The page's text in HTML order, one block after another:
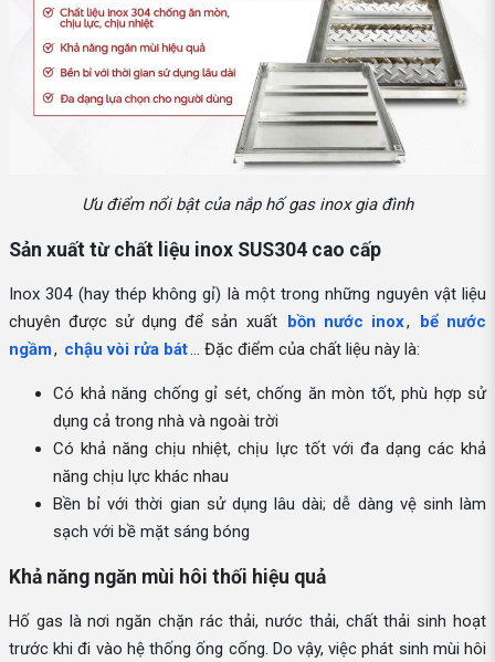
Ưu điểm nổi bật của nắp hố gas inox gia đình
Sản xuất từ chất liệu inox SUS304 cao cấp
Inox 304 (hay thép không gỉ) là một trong những nguyên vật liệu
chuyên được sử dụng để sản xuất bồn nước inox,
bể nước
ngầm, chậu vòi rửa bát… Đặc điểm của chất liệu này là:
Có khả năng chống gỉ sét, chống ăn mòn tốt, phù hợp sử
dụng cả trong nhà và ngoài trời
Có khả năng chịu nhiệt, chịu lực tốt với đa dạng các khả
năng chịu lực khác nhau
Bền bỉ với thời gian sử dụng lâu dài; dễ dàng vệ sinh làm
sạch với bề mặt sáng bóng
Khả năng ngăn mùi hôi thối hiệu quả
Hố gas là nơi ngăn chặn rác thải, nước thải, chất thải sinh hoạt
trước khi đi vào hệ thống ống cống. Do vậy, việc phát sinh mùi hôi